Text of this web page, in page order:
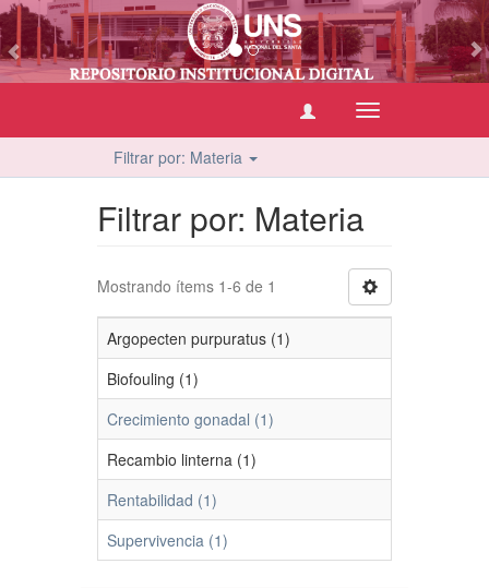
Cambiar
navegación
Filtrar por: Materia
Filtrar por: Materia
Mostrando ítems 1-6 de 1
Argopecten purpuratus (1)
Biofouling (1)
Crecimiento gonadal (1)
Recambio linterna (1)
Rentabilidad (1)
Supervivencia (1)